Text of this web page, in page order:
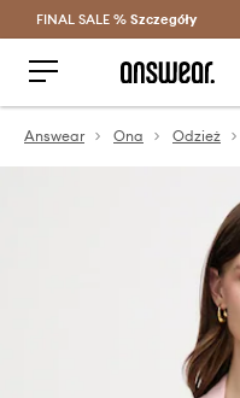
FINAL SALE % Szczegóły
Answear Ona Odzież